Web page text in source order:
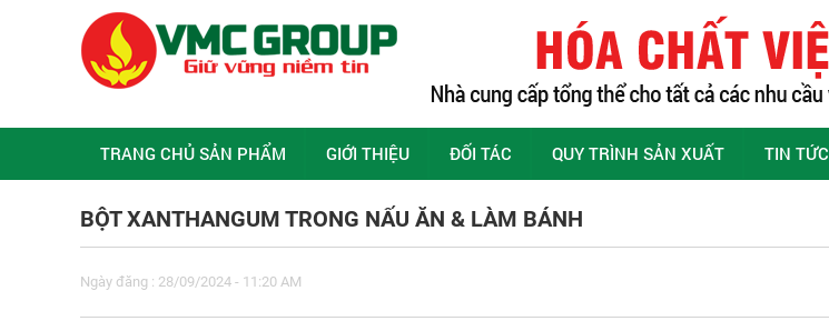
TRANG CHỦ SẢN PHẨM GIỚI THIỆU ĐỐI TÁC QUY TRÌNH SẢN XUẤT TIN TỨC
BỘT XANTHANGUM TRONG NẤU ĂN & LÀM BÁNH
Ngày đăng : 28/09/2024 - 11:20 AM